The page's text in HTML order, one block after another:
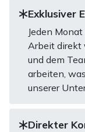
Exklusiver
Jeden
Arbeit direkt
und dem
arbeiten,
unserer
Direkter